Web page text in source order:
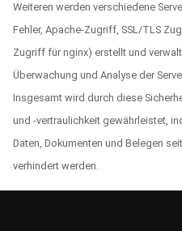
Weiteren werden verschiedene
Fehler, Apache-Zugriff, SSL/TLS
Zugriff für nginx) erstellt und
Überwachung und Analyse der
Insgesamt wird durch diese
und -vertraulichkeit gewährleistet,
Daten, Dokumenten und Belegen
verhindert werden.